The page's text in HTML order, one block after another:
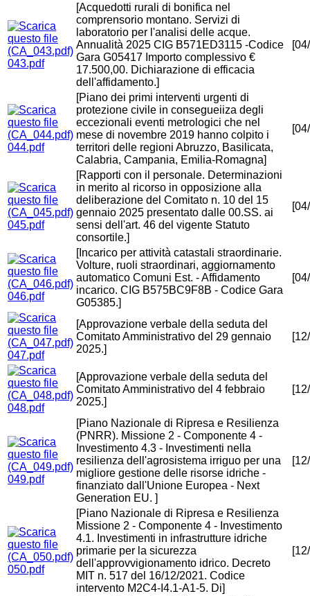
043.pdf
[Acquedotti rurali di bonifica nel
comprensorio montano. Servizi di
laboratorio per l'analisi delle acque.
Annualità 2025 CIG B571ED3115 -Codice
Gara G05417 Importo complessivo €
17.500,00. Dichiarazione di efficacia
dell'affidamento.]
044.pdf
[Piano dei primi interventi urgenti di
protezione civile in consegueiiza degli
eccezionali eventi metrologici che nel
mese di novembre 2019 hanno colpito i
territori delle regioni Abruzzo, Basilicata,
Calabria, Campania, Emilia-Romagna]
045.pdf
[Rapporti con il personale. Determinazioni
in merito al ricorso in opposizione alla
deliberazione del Comitato n. 10 del 15
gennaio 2025 presentato dalle 00.SS. ai
sensi dell'art. 46 del vigente Statuto
consortile.]
046.pdf
[Incarico per attività catastali straordinarie.
Volture, ruoli straordinari, aggiornamento
automatico Comuni Est. - Affidamento
incarico. CIG B575BC9F8B - Codice Gara
G05385.]
047.pdf
[Approvazione verbale della seduta del
Comitato Amministrativo del 29 gennaio
2025.]
048.pdf
[Approvazione verbale della seduta del
Comitato Amministrativo del 4 febbraio
2025.]
049.pdf
[Piano Nazionale di Ripresa e Resilienza
(PNRR). Missione 2 - Componente 4 -
Investimento 4.3 - Investimenti nella
resilienza dell'agrosistema irriguo per una
migliore gestione delle risorse idriche -
finanziato dall'Unione Europea - Next
Generation EU. ]
050.pdf
[Piano Nazionale di Ripresa e Resilienza
Missione 2 - Componente 4 - Investimento
4.1. Investimenti in infrastrutture idriche
primarie per la sicurezza
dell'approvvigionamento idrico. Decreto
MIT n. 517 del 16/12/2021. Codice
intervento M2C4-I4.1-A1-5. Di]